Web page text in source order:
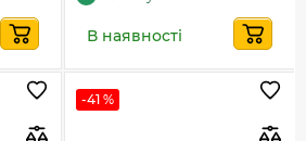
В наявності
-41 %